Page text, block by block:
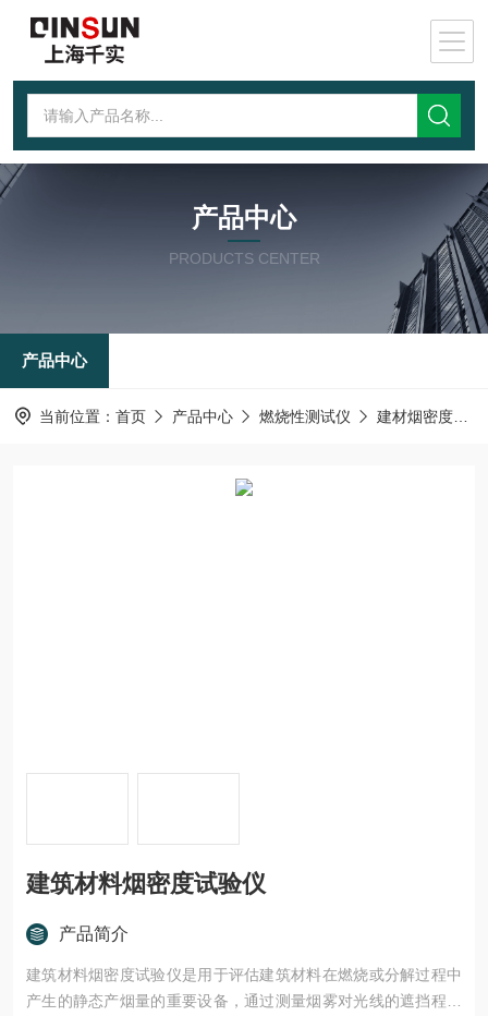
产品中心
PRODUCTS CENTER
产品中心
当前位置： 首页 产品中心 燃烧性测试仪 建材烟密度测试仪
建筑材料烟密度试验仪
产品简介
建筑材料烟密度试验仪是用于评估建筑材料在燃烧或分解过程中
产生的静态产烟量的重要设备，通过测量烟雾对光线的遮挡程度